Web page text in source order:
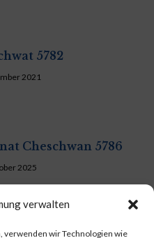
verwalten
verwenden wir Technologien wie
5782
2021
Cheschwan 5786
2025
Beitrags-
Magazin